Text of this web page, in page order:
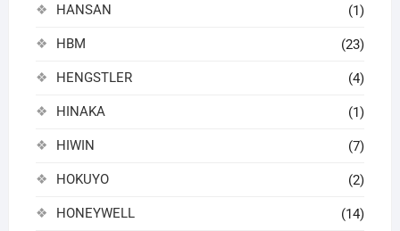
HANSAN (1)
HBM (23)
HENGSTLER (4)
HINAKA (1)
HIWIN (7)
HOKUYO (2)
HONEYWELL (14)